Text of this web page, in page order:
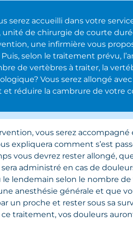
serez accueilli dans votre
unité de chirurgie de courte
une infirmière vous
Puis, selon le traitement prévu,
de vertèbres à traiter, la
Vous serez allongé
et réduire la cambrure de votre
vous serez
expliquera comment s’est
vous devrez rester allongé,
administré en cas de
lendemain selon le nombre
anesthésie générale et que
un proche et rester sous sa
ce traitement, vos douleurs